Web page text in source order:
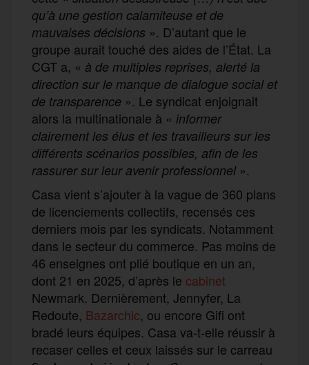
qu’à une gestion calamiteuse et de
mauvaises décisions ». D’autant que le
groupe aurait touché des aides de l’État. La
CGT a, « à de multiples reprises, alerté la
direction sur le manque de dialogue social et
de transparence ». Le syndicat enjoignait
alors la multinationale à « informer
clairement les élus et les travailleurs sur les
différents scénarios possibles, afin de les
rassurer sur leur avenir professionnel».
Casa vient s’ajouter à la vague de 360 plans
de licenciements collectifs, recensés ces
derniers mois par les syndicats. Notamment
dans le secteur du commerce. Pas moins de
46 enseignes ont plié boutique en un an,
dont 21 en 2025, d’après le cabinet
Newmark. Dernièrement, Jennyfer, La
Redoute, Bazarchic, ou encore Gifi ont
bradé leurs équipes. Casa va-t-elle réussir à
recaser celles et ceux laissés sur le carreau